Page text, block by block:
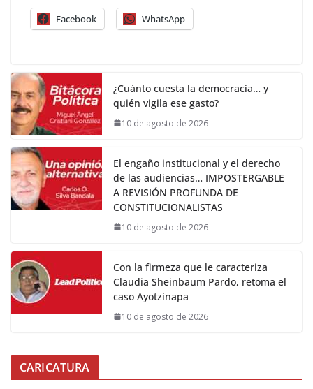
Facebook WhatsApp
¿Cuánto cuesta la democracia… y
quién vigila ese gasto?
10 de agosto de 2026
El engaño institucional y el derecho
de las audiencias… IMPOSTERGABLE
A REVISIÓN PROFUNDA DE
CONSTITUCIONALISTAS
10 de agosto de 2026
Con la firmeza que le caracteriza
Claudia Sheinbaum Pardo, retoma el
caso Ayotzinapa
10 de agosto de 2026
CARICATURA